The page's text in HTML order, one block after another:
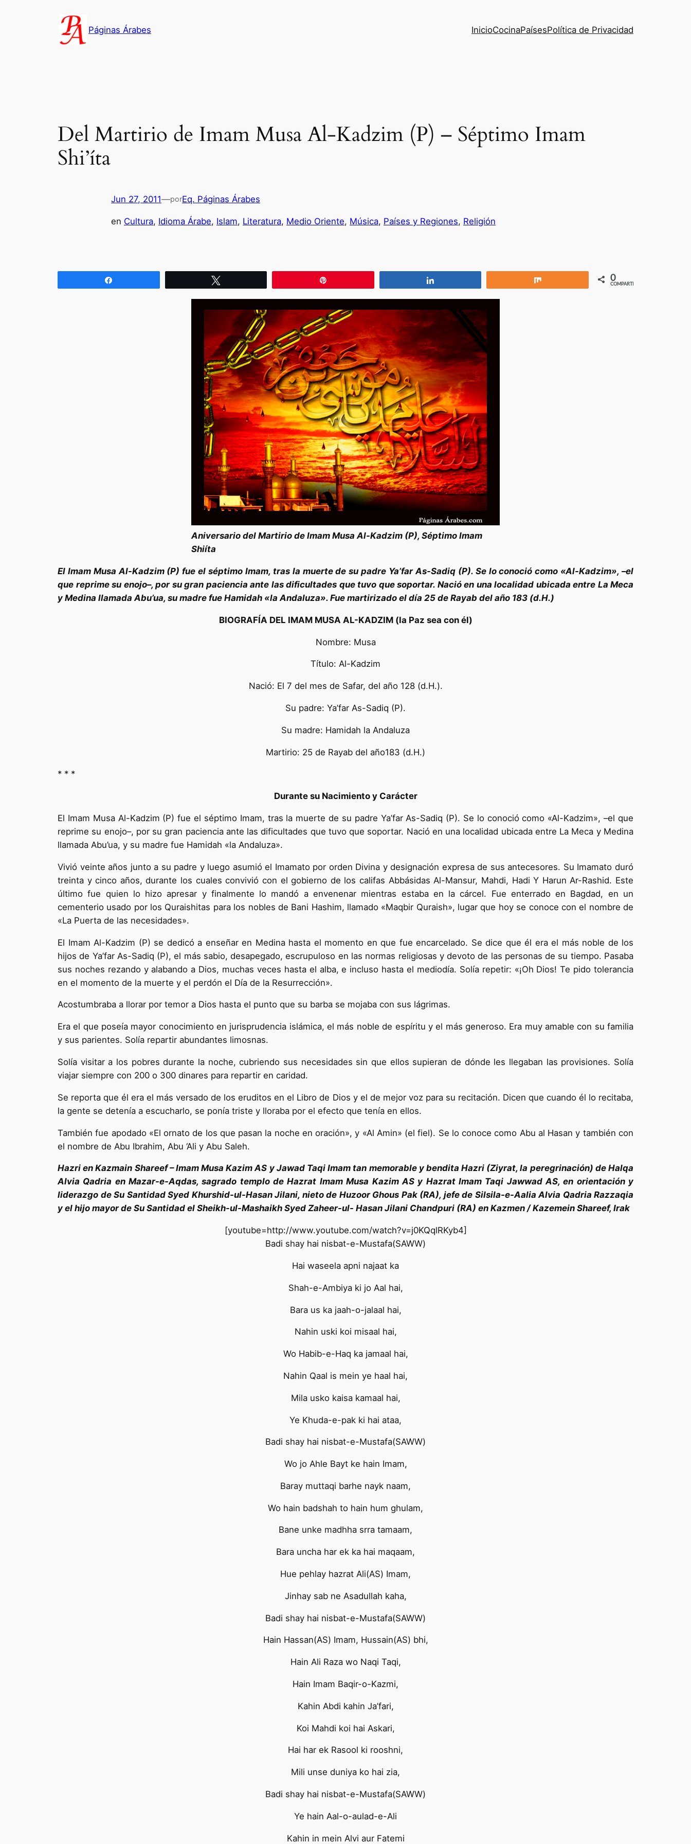
Páginas Árabes InicioCocinaPaísesPolítica de Privacidad
Del Martirio de Imam Musa Al-Kadzim (P) – Séptimo Imam
Shi’íta
Jun 27, 2011—porEq. Páginas Árabes
en Cultura, Idioma Árabe, Islam, Literatura, Medio Oriente, Música, Países y Regiones, Religión
0
COMPARTIR
Aniversario del Martirio de Imam Musa Al-Kadzim (P), Séptimo Imam
Shiíta
El Imam Musa Al-Kadzim (P) fue el séptimo Imam, tras la muerte de su padre Ya’far As-Sadiq (P). Se lo conoció como «Al-Kadzim», –el
que reprime su enojo–, por su gran paciencia ante las dificultades que tuvo que soportar. Nació en una localidad ubicada entre La Meca
y Medina llamada Abu’ua, su madre fue Hamidah «la Andaluza». Fue martirizado el día 25 de Rayab del año 183 (d.H.)
BIOGRAFÍA DEL IMAM MUSA AL-KADZIM (la Paz sea con él)
Nombre: Musa
Título: Al-Kadzim
Nació: El 7 del mes de Safar, del año 128 (d.H.).
Su padre: Ya’far As-Sadiq (P).
Su madre: Hamidah la Andaluza
Martirio: 25 de Rayab del año183 (d.H.)
* * *
Durante su Nacimiento y Carácter
El Imam Musa Al-Kadzim (P) fue el séptimo Imam, tras la muerte de su padre Ya’far As-Sadiq (P). Se lo conoció como «Al-Kadzim», –el que
reprime su enojo–, por su gran paciencia ante las dificultades que tuvo que soportar. Nació en una localidad ubicada entre La Meca y Medina
llamada Abu’ua, y su madre fue Hamidah «la Andaluza».
Vivió veinte años junto a su padre y luego asumió el Imamato por orden Divina y designación expresa de sus antecesores. Su Imamato duró
treinta y cinco años, durante los cuales convivió con el gobierno de los califas Abbásidas Al-Mansur, Mahdi, Hadi Y Harun Ar-Rashid. Este
último fue quien lo hizo apresar y finalmente lo mandó a envenenar mientras estaba en la cárcel. Fue enterrado en Bagdad, en un
cementerio usado por los Quraishitas para los nobles de Bani Hashim, llamado «Maqbir Quraish», lugar que hoy se conoce con el nombre de
«La Puerta de las necesidades».
El Imam Al-Kadzim (P) se dedicó a enseñar en Medina hasta el momento en que fue encarcelado. Se dice que él era el más noble de los
hijos de Ya’far As-Sadiq (P), el más sabio, desapegado, escrupuloso en las normas religiosas y devoto de las personas de su tiempo. Pasaba
sus noches rezando y alabando a Dios, muchas veces hasta el alba, e incluso hasta el mediodía. Solía repetir: «¡Oh Dios! Te pido tolerancia
en el momento de la muerte y el perdón el Día de la Resurrección».
Acostumbraba a llorar por temor a Dios hasta el punto que su barba se mojaba con sus lágrimas.
Era el que poseía mayor conocimiento en jurisprudencia islámica, el más noble de espíritu y el más generoso. Era muy amable con su familia
y sus parientes. Solía repartir abundantes limosnas.
Solía visitar a los pobres durante la noche, cubriendo sus necesidades sin que ellos supieran de dónde les llegaban las provisiones. Solía
viajar siempre con 200 o 300 dinares para repartir en caridad.
Se reporta que él era el más versado de los eruditos en el Libro de Dios y el de mejor voz para su recitación. Dicen que cuando él lo recitaba,
la gente se detenía a escucharlo, se ponía triste y lloraba por el efecto que tenía en ellos.
También fue apodado «El ornato de los que pasan la noche en oración», y «Al Amin» (el fiel). Se lo conoce como Abu al Hasan y también con
el nombre de Abu Ibrahim, Abu ‘Ali y Abu Saleh.
Hazri en Kazmain Shareef – Imam Musa Kazim AS y Jawad Taqi Imam tan memorable y bendita Hazri (Ziyrat, la peregrinación) de Halqa
Alvia Qadria en Mazar-e-Aqdas, sagrado templo de Hazrat Imam Musa Kazim AS y Hazrat Imam Taqi Jawwad AS, en orientación y
liderazgo de Su Santidad Syed Khurshid-ul-Hasan Jilani, nieto de Huzoor Ghous Pak (RA), jefe de Silsila-e-Aalia Alvia Qadria Razzaqia
y el hijo mayor de Su Santidad el Sheikh-ul-Mashaikh Syed Zaheer-ul- Hasan Jilani Chandpuri (RA) en Kazmen / Kazemein Shareef, Irak
[youtube=http://www.youtube.com/watch?v=j0KQqlRKyb4]
Badi shay hai nisbat-e-Mustafa(SAWW)
Hai waseela apni najaat ka
Shah-e-Ambiya ki jo Aal hai,
Bara us ka jaah-o-jalaal hai,
Nahin uski koi misaal hai,
Wo Habib-e-Haq ka jamaal hai,
Nahin Qaal is mein ye haal hai,
Mila usko kaisa kamaal hai,
Ye Khuda-e-pak ki hai ataa,
Badi shay hai nisbat-e-Mustafa(SAWW)
Wo jo Ahle Bayt ke hain Imam,
Baray muttaqi barhe nayk naam,
Wo hain badshah to hain hum ghulam,
Bane unke madhha srra tamaam,
Bara uncha har ek ka hai maqaam,
Hue pehlay hazrat Ali(AS) Imam,
Jinhay sab ne Asadullah kaha,
Badi shay hai nisbat-e-Mustafa(SAWW)
Hain Hassan(AS) Imam, Hussain(AS) bhi,
Hain Ali Raza wo Naqi Taqi,
Hain Imam Baqir-o-Kazmi,
Kahin Abdi kahin Ja’fari,
Koi Mahdi koi hai Askari,
Hai har ek Rasool ki rooshni,
Mili unse duniya ko hai zia,
Badi shay hai nisbat-e-Mustafa(SAWW)
Ye hain Aal-o-aulad-e-Ali
Kahin in mein Alvi aur Fatemi